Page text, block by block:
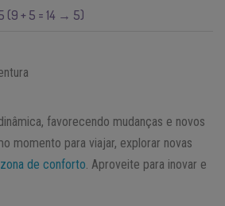
5 (9 + 5 = 14 → 5)
favorecendo mudanças e novos
momento para viajar, explorar novas
zona de conforto . Aproveite para inovar e